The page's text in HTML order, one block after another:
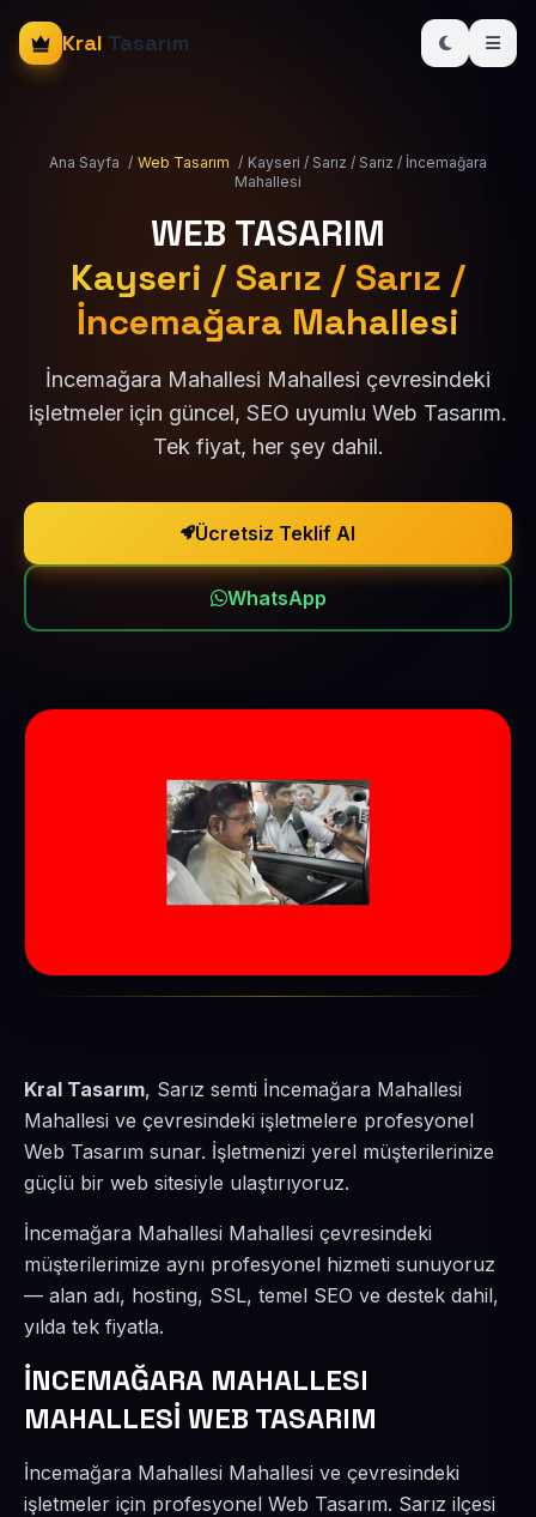
Kral Tasarım
Ana Sayfa / Web Tasarım / Kayseri / Sarız / Sarız / İncemağara
Mahallesi
WEB TASARIM
Kayseri / Sarız / Sarız /
İncemağara Mahallesi
İncemağara Mahallesi Mahallesi çevresindeki
işletmeler için güncel, SEO uyumlu Web Tasarım.
Tek fiyat, her şey dahil.
Ücretsiz Teklif Al
WhatsApp
Kral Tasarım, Sarız semti İncemağara Mahallesi
Mahallesi ve çevresindeki işletmelere profesyonel
Web Tasarım sunar. İşletmenizi yerel müşterilerinize
güçlü bir web sitesiyle ulaştırıyoruz.
İncemağara Mahallesi Mahallesi çevresindeki
müşterilerimize aynı profesyonel hizmeti sunuyoruz
— alan adı, hosting, SSL, temel SEO ve destek dahil,
yılda tek fiyatla.
İNCEMAĞARA MAHALLESI
MAHALLESİ WEB TASARIM
İncemağara Mahallesi Mahallesi ve çevresindeki
işletmeler için profesyonel Web Tasarım. Sarız ilçesi